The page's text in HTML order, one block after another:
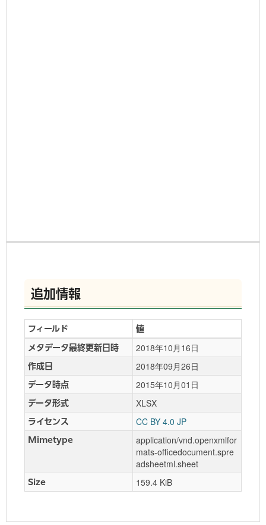
追加情報
フィールド 値
メタデータ最終更新日時 2018年10月16日
作成日 2018年09月26日
データ時点 2015年10月01日
データ形式 XLSX
ライセンス CC BY 4.0 JP
Mimetype
application/vnd.openxmlfor
mats-officedocument.spre
adsheetml.sheet
Size 159.4 KiB